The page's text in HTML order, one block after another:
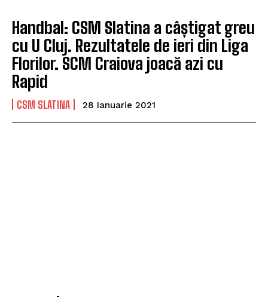
Handbal: CSM Slatina a câștigat greu
cu U Cluj. Rezultatele de ieri din Liga
Florilor. SCM Craiova joacă azi cu
Rapid
CSM SLATINA 28 Ianuarie 2021